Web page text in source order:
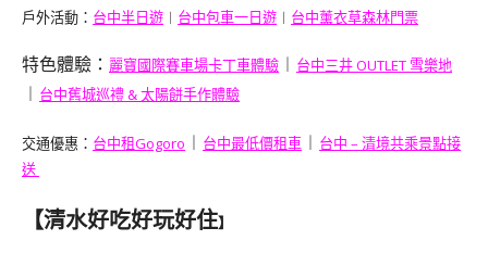
戶外活動： 台中半日遊 ︱ 台中包車一日遊 ︱ 台中薰衣草森林門票
特色體驗： 麗寶國際賽車場卡丁車體驗 ︱ 台中三井 OUTLET 雪樂地
︱ 台中舊城巡禮 & 太陽餅手作體驗
交通優惠： 台中租Gogoro ︱ 台中最低價租車 ︱ 台中 – 清境共乘景點接
送
【清水好吃好玩好住】